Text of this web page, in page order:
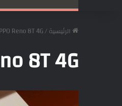
الرئيسية/
Reno 8T 4G
8T 4G